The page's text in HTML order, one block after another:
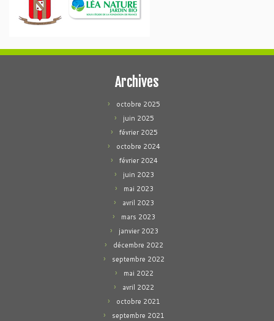
Archives
octobre 2025
juin 2025
février 2025
octobre 2024
février 2024
juin 2023
mai 2023
avril 2023
mars 2023
janvier 2023
décembre 2022
septembre 2022
mai 2022
avril 2022
octobre 2021
septembre 2021